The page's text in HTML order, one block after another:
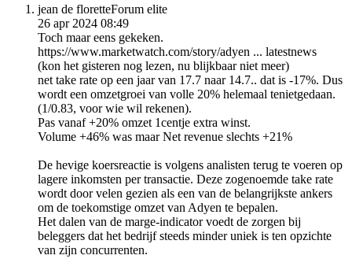
jean de floretteForum elite
26 apr 2024 08:49
Toch maar eens gekeken.
https://www.marketwatch.com/story/adyen ... latestnews
(kon het gisteren nog lezen, nu blijkbaar niet meer)
net take rate op een jaar van 17.7 naar 14.7.. dat is -17%. Dus
wordt een omzetgroei van volle 20% helemaal tenietgedaan.
(1/0.83, voor wie wil rekenen).
Pas vanaf +20% omzet 1centje extra winst.
Volume +46% was maar Net revenue slechts +21%
De hevige koersreactie is volgens analisten terug te voeren op
lagere inkomsten per transactie. Deze zogenoemde take rate
wordt door velen gezien als een van de belangrijkste ankers
om de toekomstige omzet van Adyen te bepalen.
Het dalen van de marge-indicator voedt de zorgen bij
beleggers dat het bedrijf steeds minder uniek is ten opzichte
van zijn concurrenten.